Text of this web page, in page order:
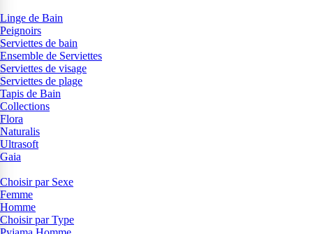
Linge de Bain
Peignoirs
Serviettes de bain
Ensemble de Serviettes
Serviettes de visage
Serviettes de plage
Tapis de Bain
Collections
Flora
Naturalis
Ultrasoft
Gaia
Choisir par Sexe
Femme
Homme
Choisir par Type